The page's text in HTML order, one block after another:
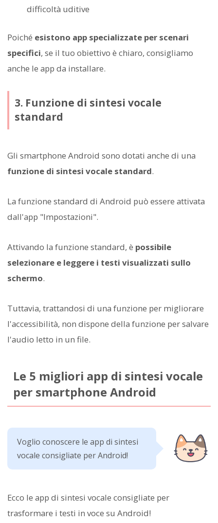
difficoltà uditive
Poiché esistono app specializzate per scenari
specifici, se il tuo obiettivo è chiaro, consigliamo
anche le app da installare.
3. Funzione di sintesi vocale
standard
Gli smartphone Android sono dotati anche di una
funzione di sintesi vocale standard.
La funzione standard di Android può essere attivata
dall'app "Impostazioni".
Attivando la funzione standard, è possibile
selezionare e leggere i testi visualizzati sullo
schermo.
Tuttavia, trattandosi di una funzione per migliorare
l'accessibilità, non dispone della funzione per salvare
l'audio letto in un file.
Le 5 migliori app di sintesi vocale
per smartphone Android
Voglio conoscere le app di sintesi
vocale consigliate per Android!
Ecco le app di sintesi vocale consigliate per
trasformare i testi in voce su Android!